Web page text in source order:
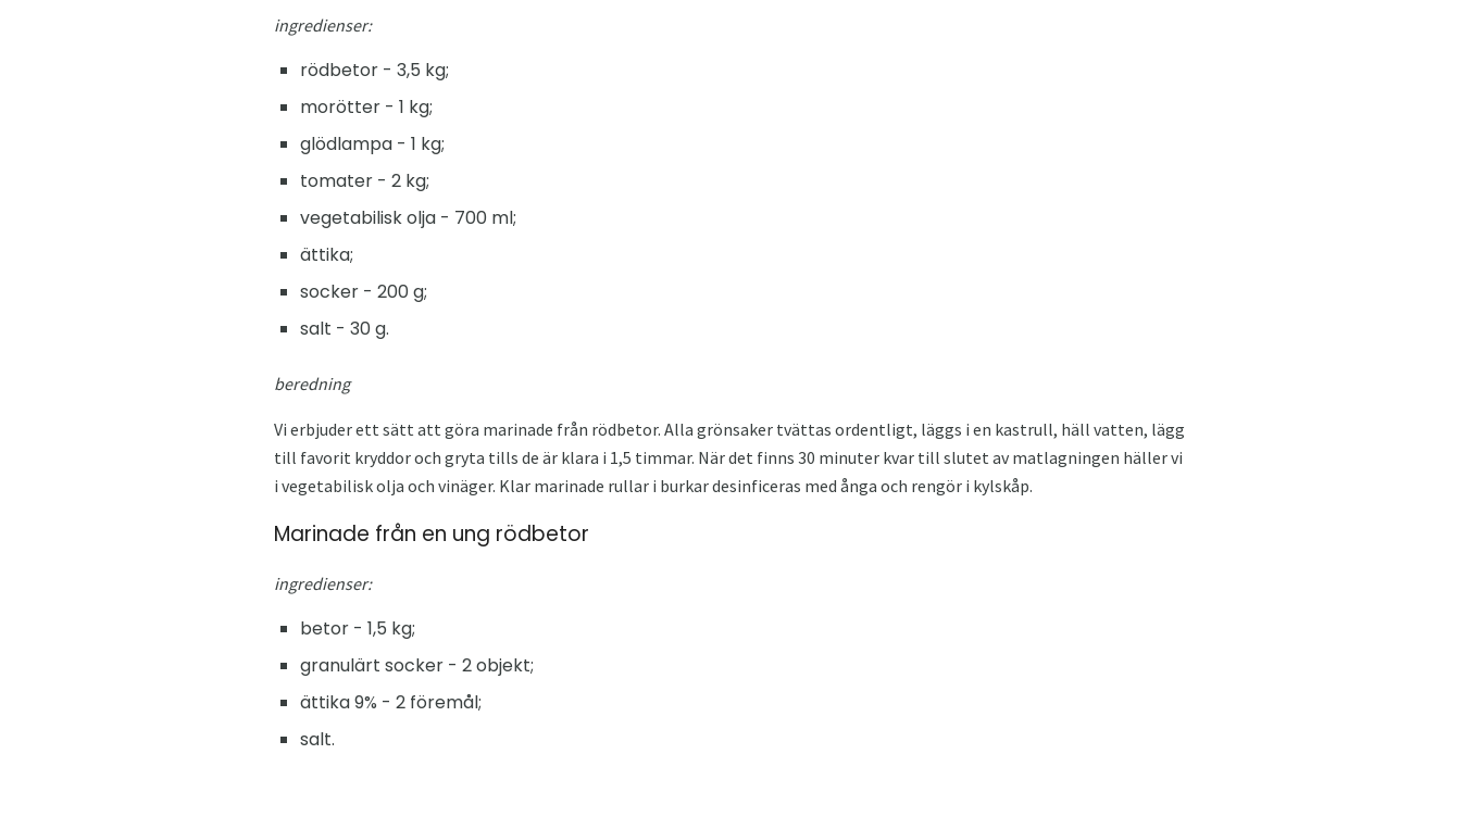
ingredienser:
rödbetor - 3,5 kg;
morötter - 1 kg;
glödlampa - 1 kg;
tomater - 2 kg;
vegetabilisk olja - 700 ml;
ättika;
socker - 200 g;
salt - 30 g.
beredning
Vi erbjuder ett sätt att göra marinade från rödbetor. Alla grönsaker tvättas ordentligt, läggs i en kastrull, häll vatten, lägg
till favorit kryddor och gryta tills de är klara i 1,5 timmar. När det finns 30 minuter kvar till slutet av matlagningen häller vi
i vegetabilisk olja och vinäger. Klar marinade rullar i burkar desinficeras med ånga och rengör i kylskåp.
Marinade från en ung rödbetor
ingredienser:
betor - 1,5 kg;
granulärt socker - 2 objekt;
ättika 9% - 2 föremål;
salt.